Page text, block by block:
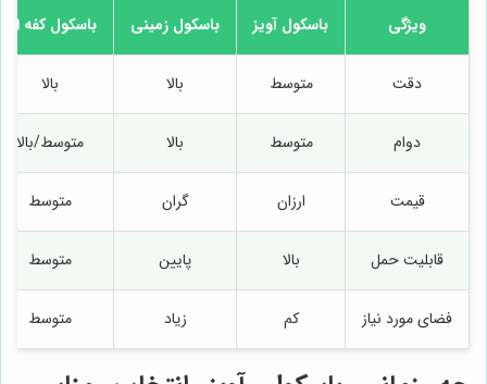
ویژگی باسکول آویز باسکول زمینی باسکول کفه ای
دقت متوسط بالا بالا
دوام متوسط بالا متوسط/بالا
قیمت ارزان گران متوسط
قابلیت حمل بالا پایین متوسط
فضای مورد نیاز کم زیاد متوسط